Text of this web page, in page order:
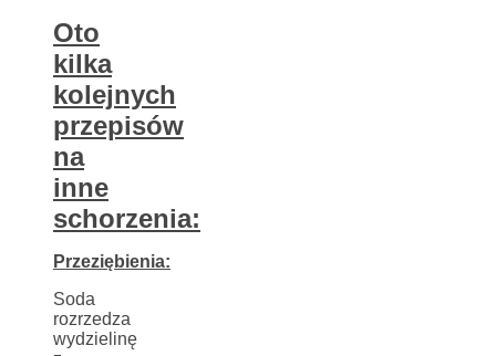
Oto
kilka
kolejnych
przepisów
na
inne
schorzenia:
Przeziębienia:
Soda
rozrzedza
wydzielinę